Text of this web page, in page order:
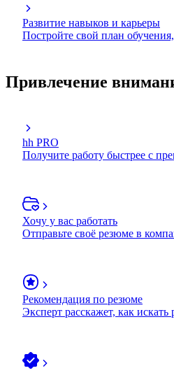
Развитие навыков и карьеры
Постройте свой план
Привлечение
hh PRO
Получите работу быстрее с
Хочу у вас работать
Отправьте своё резюме в
Рекомендация по резюме
Эксперт расскажет, как